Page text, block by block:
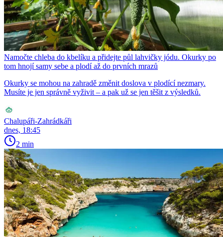
Namočte chleba do kbelíku a přidejte půl lahvičky jódu. Okurky po
tom hnojí samy sebe a plodí až do prvních mrazů
Okurky se mohou na zahradě změnit doslova v plodící nezmary.
Musíte je jen správně vyživit – a pak už se jen těšit z výsledků.
Chalupáři-Zahrádkáři
dnes, 18:45
2 min